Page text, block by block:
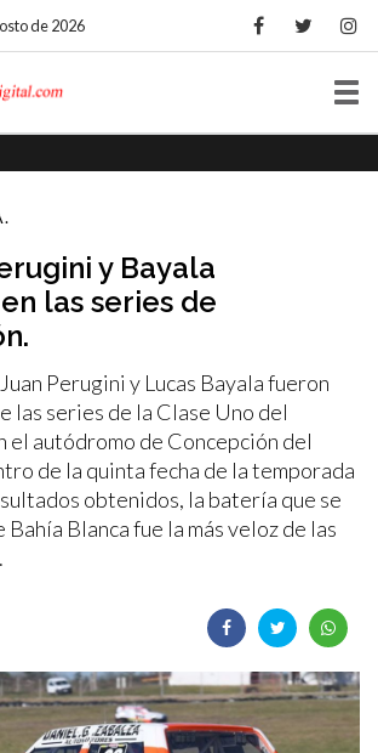
de 2026
y Bayala
las series de
Perugini y Lucas Bayala fueron
las series de la Clase Uno del
el autódromo de Concepción del
de la quinta fecha de la temporada
obtenidos, la batería que se
Blanca fue la más veloz de las